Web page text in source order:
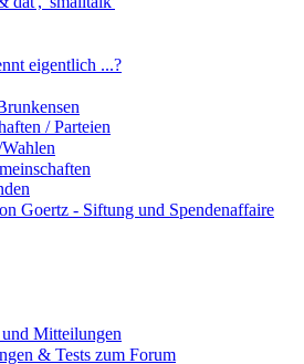
eigentlich ...?
/ Parteien
Goertz - Siftung und Spendenaffaire
Mitteilungen
& Tests zum Forum